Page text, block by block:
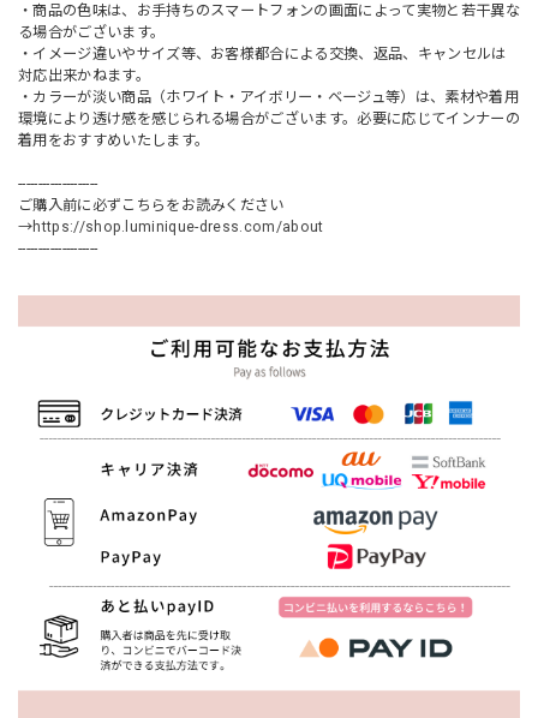
・商品の色味は、お手持ちのスマートフォンの画面によって実物と若干異な
る場合がございます。
・イメージ違いやサイズ等、お客様都合による交換、返品、キャンセルは
対応出来かねます。
・カラーが淡い商品（ホワイト・アイボリー・ベージュ等）は、素材や着用
環境により透け感を感じられる場合がございます。必要に応じてインナーの
着用をおすすめいたします。
--------------------
ご購入前に必ずこちらをお読みください
→https://shop.luminique-dress.com/about
--------------------